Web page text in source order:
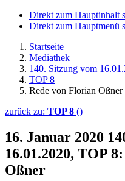
Direkt zum Hauptinhalt
Direkt zum Hauptmenü
Startseite
Mediathek
140. Sitzung vom
TOP 8
Rede von Florian Oßner
zurück zu: TOP 8 ()
16. Januar 2020
16.01.2020, TOP
Oßner